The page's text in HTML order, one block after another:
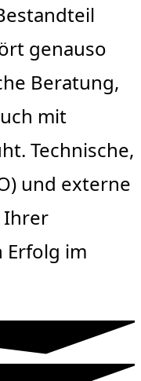
genauso
Beratung,
mit
Technische,
und externe
Ihrer
Erfolg im